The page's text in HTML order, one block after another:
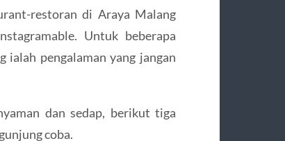
restoran di Araya Malang
Untuk beberapa
ialah pengalaman yang jangan
dan sedap, berikut tiga
coba.